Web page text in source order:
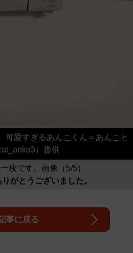
可愛すぎるあんこくん＝あんこと
）提供
枚です。画像（5/5）
がとうございました。
事に戻る